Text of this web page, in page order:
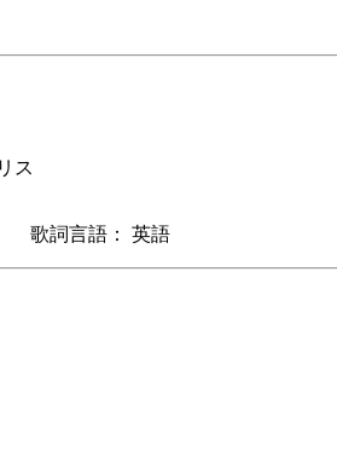
ス
詞言語： 英語